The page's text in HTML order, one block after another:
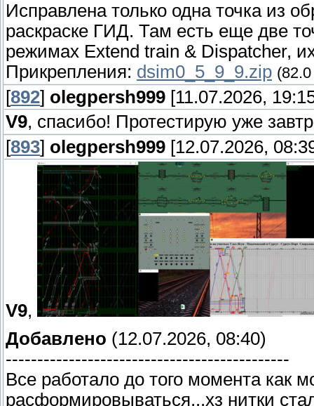
Исправлена только одна точка из
раскраске ГИД. Там есть еще две
режимах Extend train & Dispatcher,
Прикрепления: dsim0_5_9_9.zip
[892] olegpersh999 [11.07.2026,
V9, cпасибо! Протестирую уже
[893] olegpersh999 [12.07.2026,
V9,
Добавлено (12.07.2026, 08:40)
---------------------------------------------
Все работало до того момента как
расформировываться...хз нитки